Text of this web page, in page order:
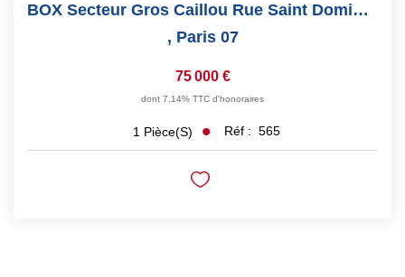
BOX Secteur Gros Caillou Rue Saint Dominique
, Paris 07
75 000 €
dont 7,14% TTC d'honoraires
1 Pièce(s) Réf : 565